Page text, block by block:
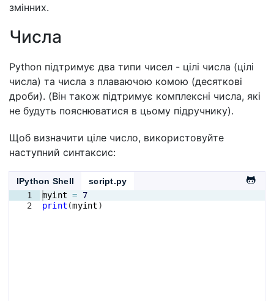
змінних.
Числа
Python підтримує два типи чисел - цілі числа (цілі
числа) та числа з плаваючою комою (десяткові
дроби). (Він також підтримує комплексні числа, які
не будуть пояснюватися в цьому підручнику).
Щоб визначити ціле число, використовуйте
наступний синтаксис:
IPython Shell
script.py
1
2
myint =
7
print (myint )